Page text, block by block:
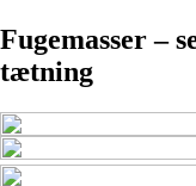
Fugemasser –
tætning